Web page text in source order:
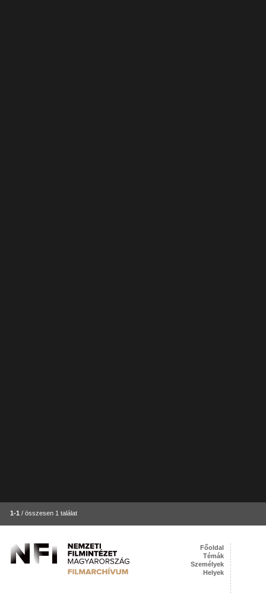
1-1 / összesen 1 találat
Főoldal
Témák
Személyek
Helyek